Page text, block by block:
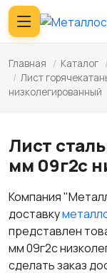
Главная / Каталог /
/ Лист
низколегированный
Лист
мм 09г2с
Компания
доставку
представлен
мм 09г2с
сделать заказ